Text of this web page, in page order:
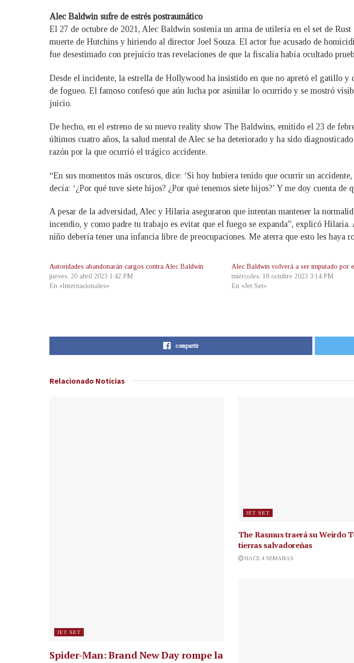
Alec Baldwin sufre de estrés postraumático
El 27 de octubre de 2021, Alec Baldwin sostenía un arma de utilería en el set de
muerte de Hutchins y hiriendo al director Joel Souza. El actor fue acusado de
fue desestimado con prejuicio tras revelaciones de que la fiscalía había ocultado
Desde el incidente, la estrella de Hollywood ha insistido en que no apretó el gatillo
de fogueo. El famoso confesó que aún lucha por asimilar lo ocurrido y se mostró
juicio.
De hecho, en el estreno de su nuevo reality show The Baldwins, emitido el 23 de
últimos cuatro años, la salud mental de Alec se ha deteriorado y ha sido
razón por la que ocurrió el trágico accidente.
“En sus momentos más oscuros, dice: ‘Si hoy hubiera tenido que ocurrir un
decía: ‘¿Por qué tuve siete hijos? ¿Por qué tenemos siete hijos?’ Y me doy cuenta
A pesar de la adversidad, Alec y Hilaria aseguraron que intentan mantener la
incendio, y como padre tu trabajo es evitar que el fuego se expanda”, explicó
niño debería tener una infancia libre de preocupaciones. Me aterra que esto les haya
Autoridades abandonarán cargos contra Alec Baldwin
jueves, 20 abril 2023 1:42 PM
En «Internacionales»
Alec Baldwin volverá a ser imputado por
miércoles, 18 octubre 2023 3:14 PM
En «Jet Set»
compartir
Relacionado Noticias
JET SET
Spider-Man: Brand New Day rompe la
JET SET
The Rasmus traerá su Weirdo
tierras salvadoreñas
HACE 4 SEMANAS